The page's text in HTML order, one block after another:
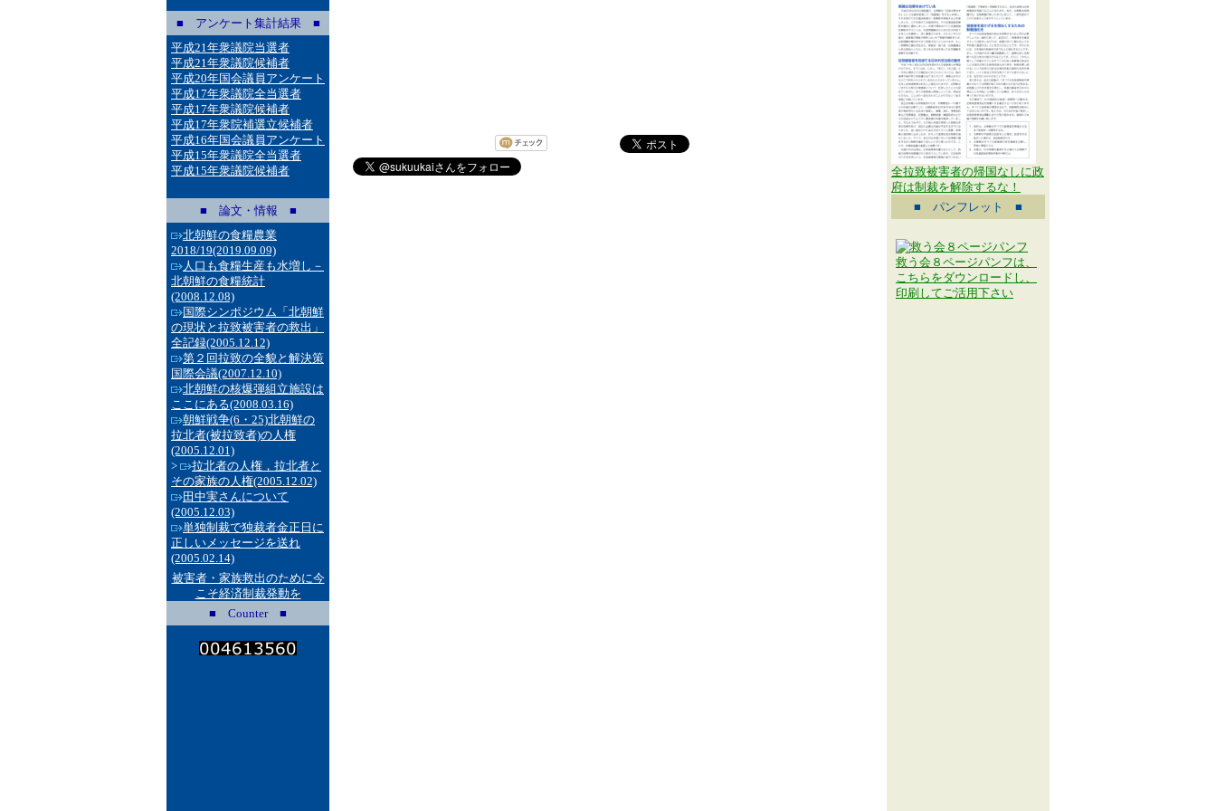
■ アンケート集計結果 ■
平成21年衆議院当選者
平成21年衆議院候補者
平成20年国会議員アンケート
平成17年衆議院全当選者
平成17年衆議院候補者
平成17年衆院補選立候補者
平成16年国会議員アンケート
平成15年衆議院全当選者
平成15年衆議院候補者
■ 論文・情報 ■
北朝鮮の食糧農業
2018/19(2019.09.09)
人口も食糧生産も水増し－
北朝鮮の食糧統計
(2008.12.08)
国際シンポジウム「北朝鮮
の現状と拉致被害者の救出」
全記録(2005.12.12)
第２回拉致の全貌と解決策
国際会議(2007.12.10)
北朝鮮の核爆弾組立施設は
ここにある(2008.03.16)
朝鮮戦争(6・25)北朝鮮の
拉北者(被拉致者)の人権
(2005.12.01)
>
拉北者の人権，拉北者と
その家族の人権(2005.12.02)
田中実さんについて
(2005.12.03)
単独制裁で独裁者金正日に
正しいメッセージを送れ
(2005.02.14)
被害者・家族救出のために今
こそ経済制裁発動を
■ Counter ■
全拉致被害者の帰国なしに政
府は制裁を解除するな！
■ パンフレット ■
救う会８ページパンフは、
こちらをダウンロードし、
印刷してご活用下さい